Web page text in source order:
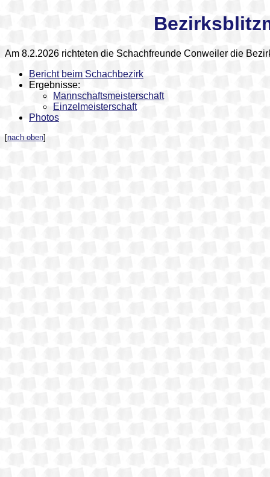
Am 8.2.2026 richteten die Schachfreunde Conweiler die
Bericht beim Schachbezirk
Ergebnisse:
Mannschaftsmeisterschaft
Einzelmeisterschaft
Photos
[nach oben]